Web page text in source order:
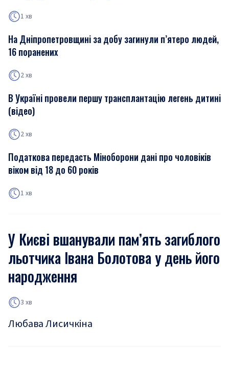
1 хв
На Дніпропетровщині за добу загинули п’ятеро людей,
16 поранених
2 хв
В Україні провели першу трансплантацію легень дитині
(відео)
2 хв
Податкова передасть Міноборони дані про чоловіків
віком від 18 до 60 років
1 хв
У Києві вшанували пам’ять загиблого
льотчика Івана Болотова у день його
народження
3 хв
Любава Лисичкіна